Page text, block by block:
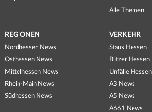
Alle Themen
REGIONEN
Nordhessen News
Osthessen News
Mittelhessen News
Rhein-Main News
Südhessen News
VERKEHR
Staus Hessen
Blitzer Hessen
Unfälle Hessen
A3 News
A5 News
A661 News